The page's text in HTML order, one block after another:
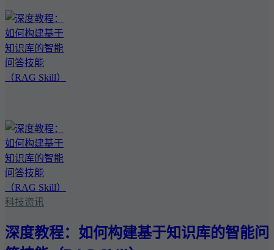
科技资讯
深度教程：如何构建基于知识库的智能问